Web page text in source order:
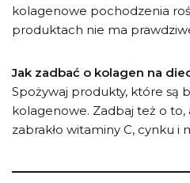
kolagenowe pochodzenia
produktach nie ma
Jak zadbać o kolagen na
Spożywaj produkty, które są
kolagenowe. Zadbaj też o to,
zabrakło witaminy C, cynku i